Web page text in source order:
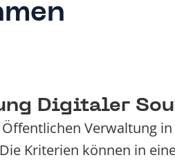
Digitaler
Verwaltung
Kriterien können in